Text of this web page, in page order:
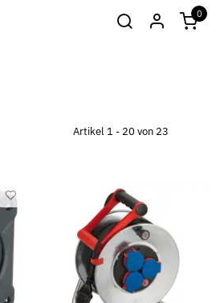
0
Artikel 1 - 20 von 23